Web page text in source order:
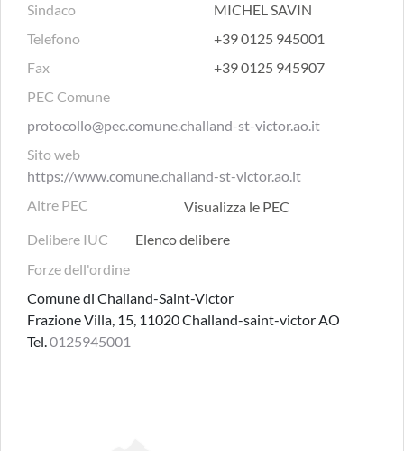
Sindaco
MICHEL SAVIN
Telefono
+39 0125 945001
Fax
+39 0125 945907
PEC Comune
protocollo@pec.comune.challand-st-victor.ao.it
Sito web
https://www.comune.challand-st-victor.ao.it
Altre PEC
Visualizza le PEC
Delibere IUC
Elenco delibere
Forze dell'ordine
Comune di Challand-Saint-Victor
Frazione Villa, 15, 11020 Challand-saint-victor AO
Tel.0125945001